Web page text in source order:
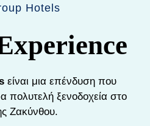
Hotels
είναι μια επένδυση που
πολυτελή ξενοδοχεία στο
Ζακύνθου.